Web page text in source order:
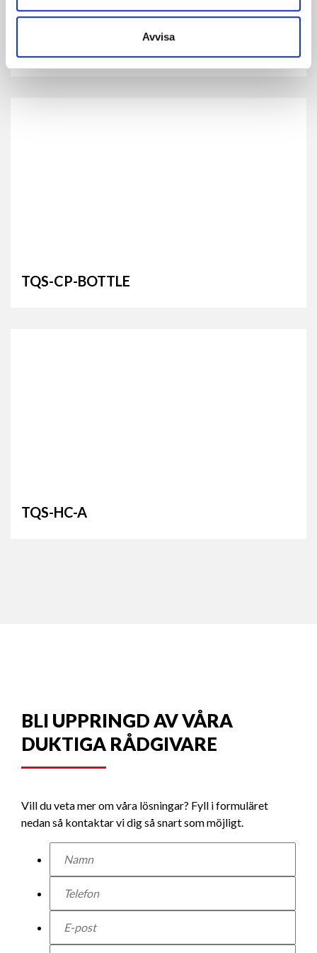
Avvisa
TQS-CP-BOTTLE
TQS-HC-A
BLI UPPRINGD AV VÅRA
DUKTIGA RÅDGIVARE
Vill du veta mer om våra lösningar? Fyll i formuläret
nedan så kontaktar vi dig så snart som möjligt.